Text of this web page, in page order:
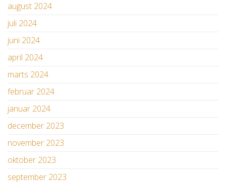
august 2024
juli 2024
juni 2024
april 2024
marts 2024
februar 2024
januar 2024
december 2023
november 2023
oktober 2023
september 2023